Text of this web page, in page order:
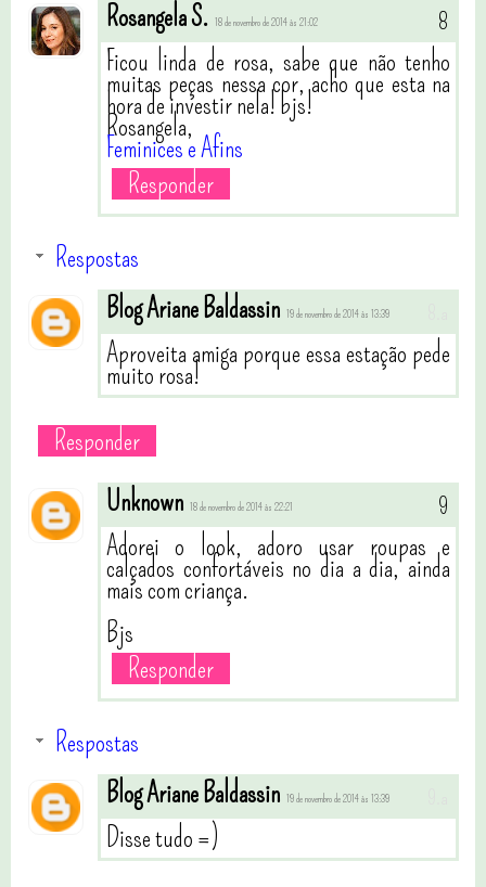
Rosangela S. 18 de novembro de 2014 às 21:02
Ficou linda de rosa, sabe que não tenho
muitas peças nessa cor, acho que esta na
hora de investir nela! bjs!
Rosangela,
Feminices e Afins
Responder
Respostas
Blog Ariane Baldassin 19 de novembro de 2014 às 13:39
Aproveita amiga porque essa estação pede
muito rosa!
Responder
Unknown
18 de novembro de 2014 às 22:21
Adorei o look, adoro usar roupas e
calçados confortáveis no dia a dia, ainda
mais com criança.
Bjs
Responder
Respostas
Blog Ariane Baldassin
19 de novembro de 2014 às 13:39
Disse tudo =)